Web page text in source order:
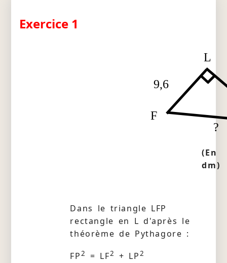
Exercice 1
L
F
9,6
?
(En
dm)
Dans le triangle LFP
rectangle en L d'après le
théorème de Pythagore :
FP2 = LF2 + LP2